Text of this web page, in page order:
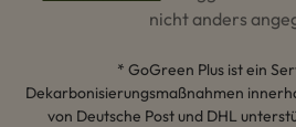
nicht anders
* GoGreen Plus ist ein
Dekarbonisierungsmaßnahmen
von Deutsche Post und DHL